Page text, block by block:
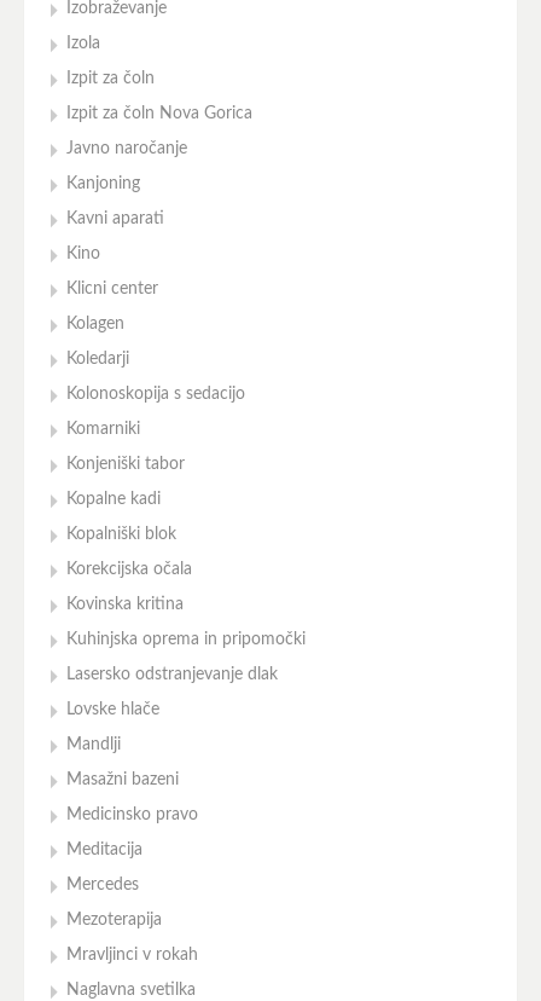
Izobraževanje
Izola
Izpit za čoln
Izpit za čoln Nova Gorica
Javno naročanje
Kanjoning
Kavni aparati
Kino
Klicni center
Kolagen
Koledarji
Kolonoskopija s sedacijo
Komarniki
Konjeniški tabor
Kopalne kadi
Kopalniški blok
Korekcijska očala
Kovinska kritina
Kuhinjska oprema in pripomočki
Lasersko odstranjevanje dlak
Lovske hlače
Mandlji
Masažni bazeni
Medicinsko pravo
Meditacija
Mercedes
Mezoterapija
Mravljinci v rokah
Naglavna svetilka